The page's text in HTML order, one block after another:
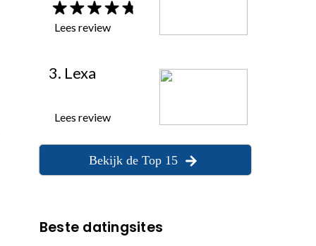
Lees review
3. Lexa
Lees review
Bekijk de Top 15
Beste datingsites